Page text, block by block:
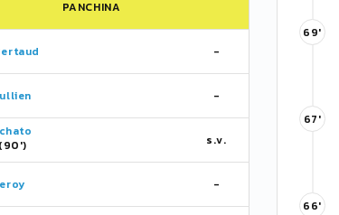
PANCHINA
-
-
(90')
s.v.
-
69'
67'
66'